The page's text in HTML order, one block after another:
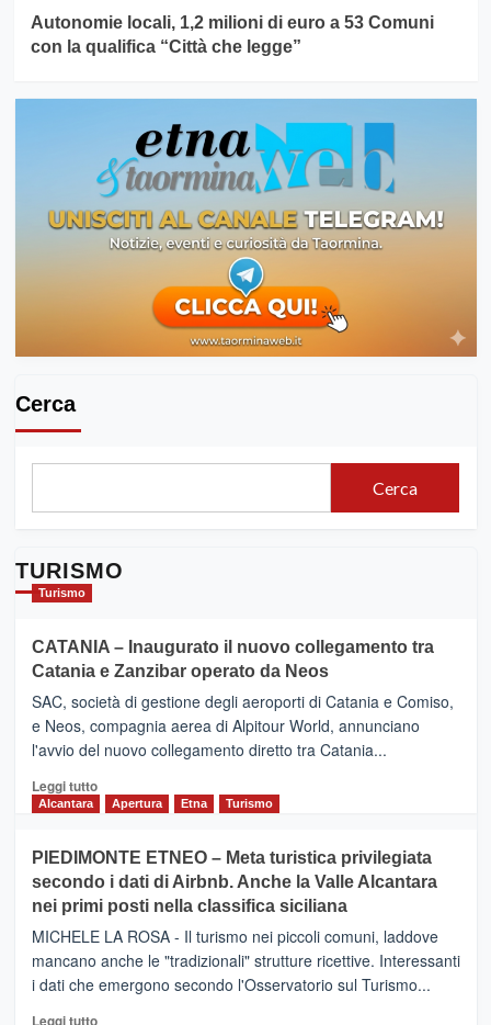
Autonomie locali, 1,2 milioni di euro a 53 Comuni
con la qualifica “Città che legge”
Cerca
Cerca
TURISMO
Turismo
CATANIA – Inaugurato il nuovo collegamento tra
Catania e Zanzibar operato da Neos
SAC, società di gestione degli aeroporti di Catania e Comiso,
e Neos, compagnia aerea di Alpitour World, annunciano
l'avvio del nuovo collegamento diretto tra Catania...
Leggi tuttoLeggi
CATANIA
–
Inaugurato
il
collegamento
tra
Alcantara Apertura Etna Turismo
PIEDIMONTE ETNEO – Meta turistica privilegiata
secondo i dati di Airbnb. Anche la Valle Alcantara
nei primi posti nella classifica siciliana
MICHELE LA ROSA - Il turismo nei piccoli comuni, laddove
mancano anche le "tradizionali" strutture ricettive. Interessanti
i dati che emergono secondo l'Osservatorio sul Turismo...
Leggi